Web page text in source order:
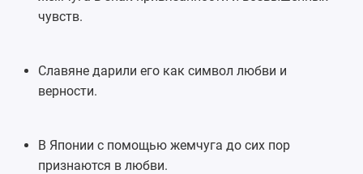
чувств.
Славяне дарили его как символ любви и
верности.
В Японии с помощью жемчуга до сих пор
признаются в любви.